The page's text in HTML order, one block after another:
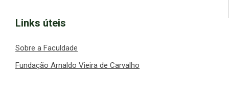
Links úteis
Sobre a Faculdade
Fundação Arnaldo Vieira de Carvalho